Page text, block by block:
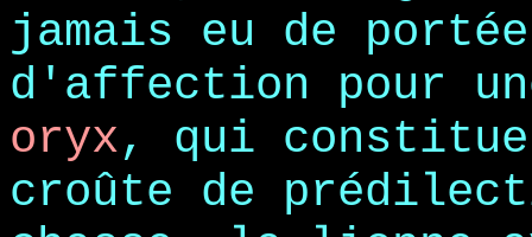
jamais eu de
d'affection pour
oryx, qui constitue
croûte de